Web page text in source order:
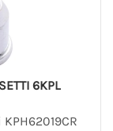
6KPL